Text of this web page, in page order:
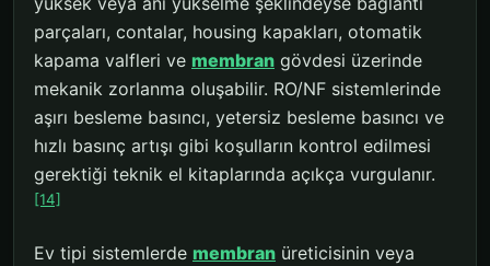
parçaları, contalar, housing kapakları, otomatik
kapama valfleri ve membran gövdesi üzerinde
mekanik zorlanma oluşabilir. RO/NF sistemlerinde
aşırı besleme basıncı, yetersiz besleme basıncı ve
hızlı basınç artışı gibi koşulların kontrol edilmesi
gerektiği teknik el kitaplarında açıkça vurgulanır.
[14]
Ev tipi sistemlerde membran üreticisinin veya